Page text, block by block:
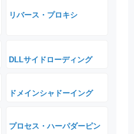
リバース・プロキシ
DLLサイドローディング
ドメインシャドーイング
プロセス・ハーパダーピン